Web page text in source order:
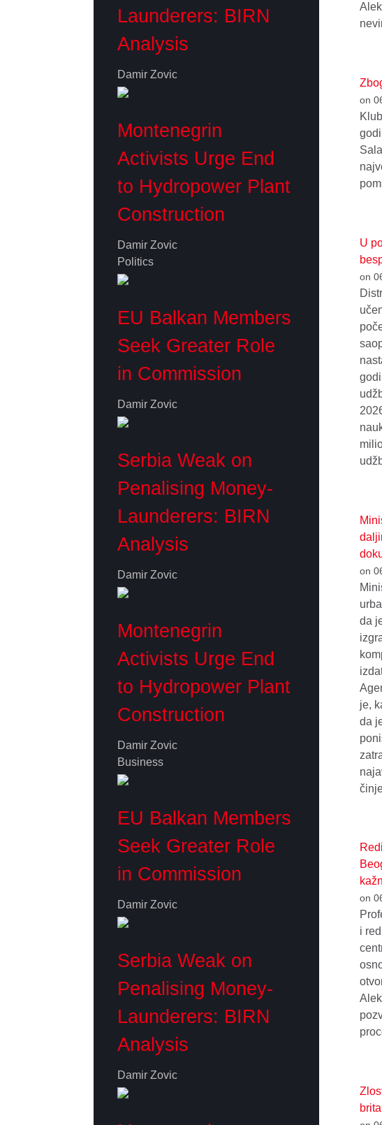
Launderers: BIRN
Analysis
Damir Zovic
Montenegrin
Activists Urge End
to Hydropower Plant
Construction
Damir Zovic
Politics
EU Balkan Members
Seek Greater Role
in Commission
Damir Zovic
Serbia Weak on
Penalising Money-
Launderers: BIRN
Analysis
Damir Zovic
Montenegrin
Activists Urge End
to Hydropower Plant
Construction
Damir Zovic
Business
EU Balkan Members
Seek Greater Role
in Commission
Damir Zovic
Serbia Weak on
Penalising Money-
Launderers: BIRN
Analysis
Damir Zovic
on
U
on
on
da
je,
da
on
i